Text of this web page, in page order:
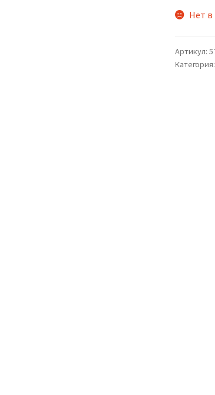
Нет в
Артикул:
Категория: